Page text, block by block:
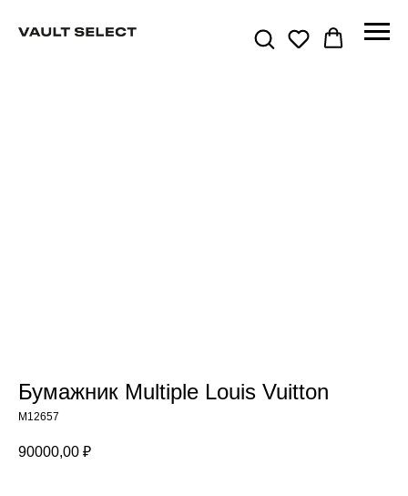
Бумажник Multiple Louis Vuitton
M12657
90000,00 ₽